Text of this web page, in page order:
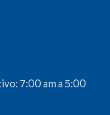
7:00 am a 5:00